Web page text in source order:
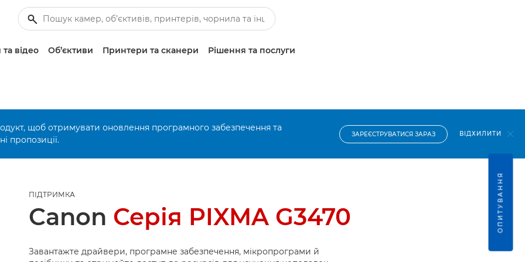
відео Об’єктиви Принтери та сканери Рішення та послуги
щоб отримувати оновлення програмного забезпечення та
пропозиції.
ЗАРЕЄСТРУВАТИСЯ ЗАРАЗ ВІДХИЛИТИ
ПІДТРИМКА
Canon Серія PIXMA G3470
Завантажте драйвери, програмне забезпечення, мікропрограми й
ОПИТУВАННЯ